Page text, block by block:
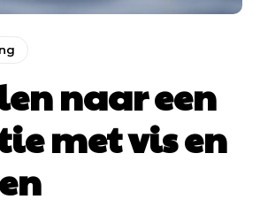
naar een
met vis en